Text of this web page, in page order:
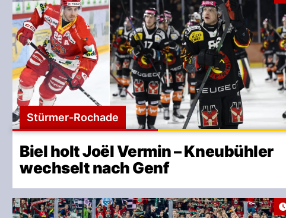
Stürmer-Rochade
Biel holt Joël Vermin – Kneubühler
wechselt nach Genf